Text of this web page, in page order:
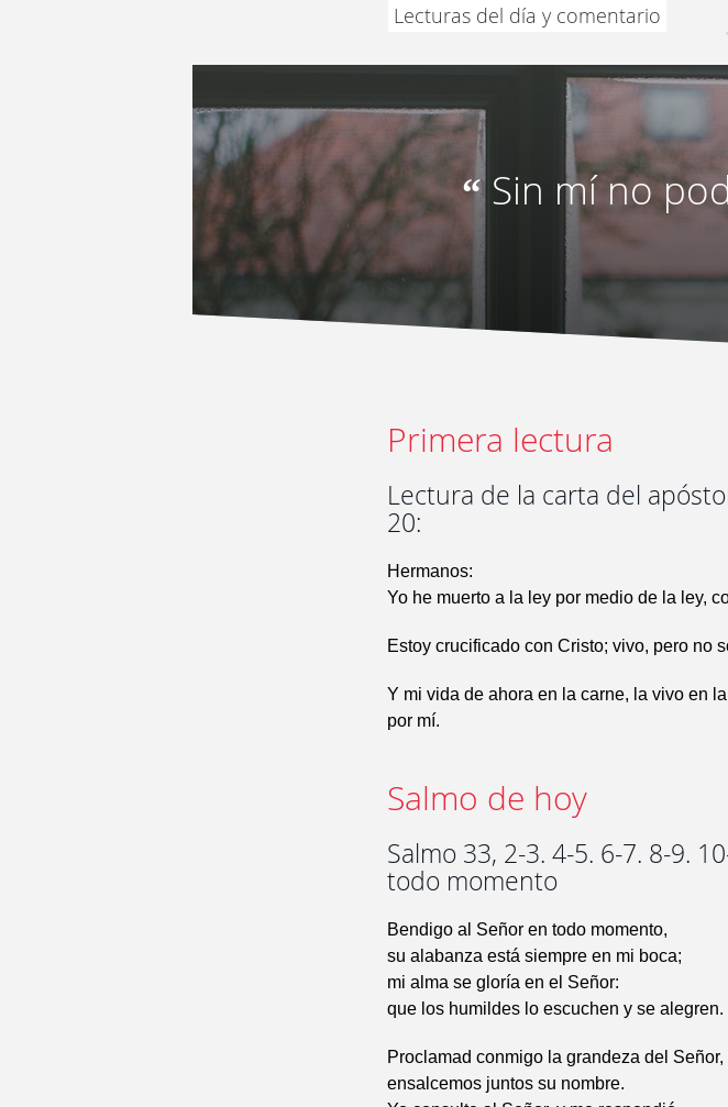
Lecturas del día y comentario
“ Sin mí no
Primera lectura
Lectura de la carta del
20:
Hermanos:
Yo he muerto a la ley por medio de la ley,
Estoy crucificado con Cristo; vivo, pero no
Y mi vida de ahora en la carne, la vivo en
por mí.
Salmo de hoy
Salmo 33, 2-3. 4-5. 6-7. 8-9.
todo momento
Bendigo al Señor en todo momento,
su alabanza está siempre en mi boca;
mi alma se gloría en el Señor:
que los humildes lo escuchen y se alegren.
Proclamad conmigo la grandeza del Señor,
ensalcemos juntos su nombre.